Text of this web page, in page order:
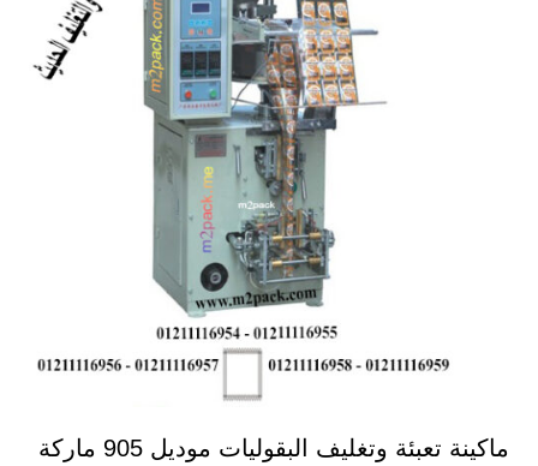
ماكينة تعبئة وتغليف البقوليات موديل 905 ماركة